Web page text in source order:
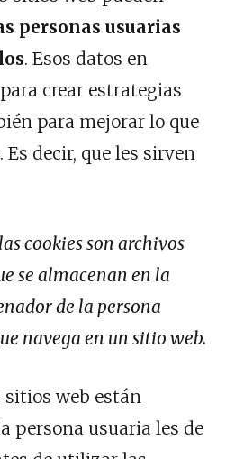
personas usuarias
. Esos datos en
crear estrategias
para mejorar lo que
Es decir, que les sirven
cookies son archivos
se almacenan en la
de la persona
navega en un sitio web.
sitios web están
persona usuaria les de